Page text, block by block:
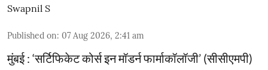
Swapnil S
Published on: 07 Aug 2026, 2:41 am
मुंबई : ‘सर्टिफिकेट कोर्स इन मॉडर्न फार्माकॉलॉजी’ (सीसीएमपी)